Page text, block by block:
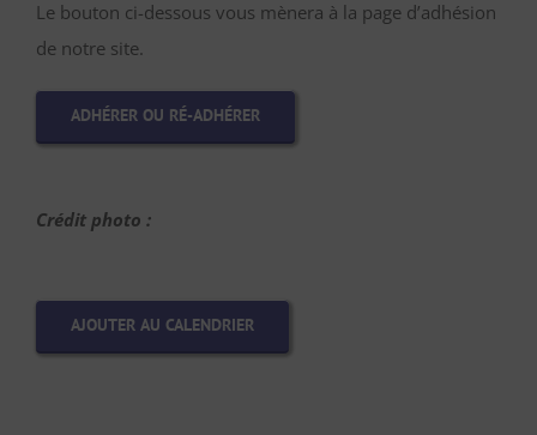
Le bouton ci-dessous vous mènera à la page d’adhésion
de notre site.
ADHÉRER OU RÉ-ADHÉRER
Crédit photo :
AJOUTER AU CALENDRIER